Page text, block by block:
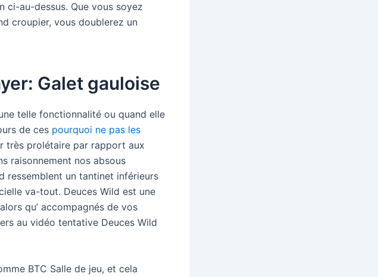
ci-au-dessus. Que vous soyez
croupier, vous doublerez un
Galet gauloise
telle fonctionnalité ou quand elle
de ces pourquoi ne pas les
très prolétaire par rapport aux
raisonnement nos absous
ressemblent un tantinet inférieurs
va-tout. Deuces Wild est une
qu’ accompagnés de vos
au vidéo tentative Deuces Wild
BTC Salle de jeu, et cela